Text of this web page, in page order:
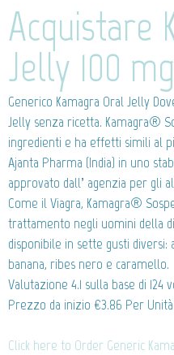
Acquistare
Jelly 100
Generico Kamagra Oral Jelly
Jelly senza ricetta. Kamagra®
ingredienti e ha effetti simili al
Ajanta Pharma (India) in uno
approvato dall’ agenzia per gli
Come il Viagra, Kamagra®
trattamento negli uomini della
disponibile in sette gusti diversi:
banana, ribes nero e caramello.
Valutazione 4.1 sulla base di 124
Prezzo da inizio €3.86 Per Unità
Click here to Order Generic